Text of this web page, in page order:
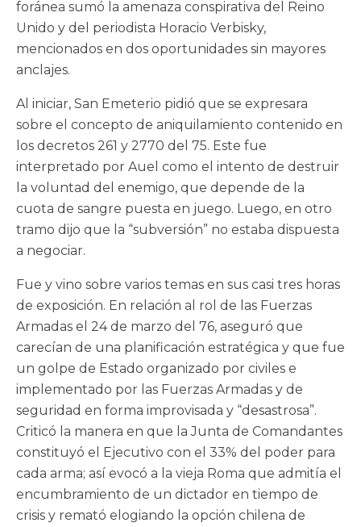
foránea sumó la amenaza conspirativa del Reino
Unido y del periodista Horacio Verbisky,
mencionados en dos oportunidades sin mayores
anclajes.
Al iniciar, San Emeterio pidió que se expresara
sobre el concepto de aniquilamiento contenido en
los decretos 261 y 2770 del 75. Este fue
interpretado por Auel como el intento de destruir
la voluntad del enemigo, que depende de la
cuota de sangre puesta en juego. Luego, en otro
tramo dijo que la “subversión” no estaba dispuesta
a negociar.
Fue y vino sobre varios temas en sus casi tres horas
de exposición. En relación al rol de las Fuerzas
Armadas el 24 de marzo del 76, aseguró que
carecían de una planificación estratégica y que fue
un golpe de Estado organizado por civiles e
implementado por las Fuerzas Armadas y de
seguridad en forma improvisada y “desastrosa”.
Criticó la manera en que la Junta de Comandantes
constituyó el Ejecutivo con el 33% del poder para
cada arma; así evocó a la vieja Roma que admitía el
encumbramiento de un dictador en tiempo de
crisis y remató elogiando la opción chilena de